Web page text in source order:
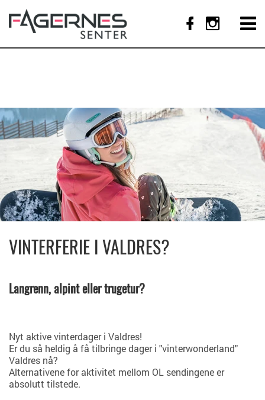
VINTERFERIE I VALDRES?
Langrenn, alpint eller trugetur?
Nyt aktive vinterdager i Valdres!
Er du så heldig å få tilbringe dager i "vinterwonderland"
Valdres nå?
Alternativene for aktivitet mellom OL sendingene er
absolutt tilstede.